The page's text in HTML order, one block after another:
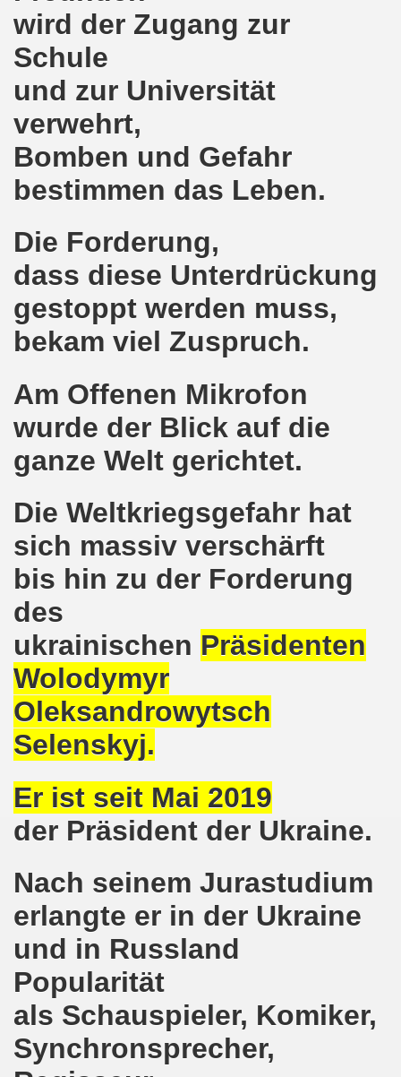
wird der Zugang zur
Schule
und zur Universität
verwehrt,
Bomben und Gefahr
bestimmen das Leben.
Die Forderung,
dass diese Unterdrückung
gestoppt werden muss,
bekam viel Zuspruch.
Am Offenen Mikrofon
wurde der Blick auf die
ganze Welt gerichtet.
Die Weltkriegsgefahr hat
sich massiv verschärft
bis hin zu der Forderung
des
ukrainischen Präsidenten
Wolodymyr
Oleksandrowytsch
Selenskyj.
Er ist seit Mai 2019
der Präsident der Ukraine.
Nach seinem Jurastudium
erlangte er in der Ukraine
und in Russland
Popularität
als Schauspieler, Komiker,
Synchronsprecher,
bleibt aktiv auch in Corona-Zeiten!
als Tag des Widerstands am 09.03.2020:
am 19.03.2020 zur Corona-Pandemie
mahnt am 09.03.2020 an Folgen von
Kampf (offener Brief von Frank Oettler aus Halle an
Bewegung demonstriert und protestiert am
Bewegung ruft auf am 17.02.2020 zur Demonstration
wird zum Tag X aufrufen
Montagsdemo-Bewegung in Gelsenkirchen ins Jahr
Bewegung am 14.10.2019 mit klarer Haltung gegen
protestiert und demonstriert am 14.10.2019:
auf der 16. bundesweiten Herbstdemo-
am 03. Oktober 2019 in Erfurt
Bewegung am 09.09.2019 erklärt Dietrich Keil aus
am 09.09.2019 in Gelsenkirchen
findet am 03.10.2019 in Erfurt statt!
am 12.08.2019 - ein begeisterndes Fest
Bewegung steigt am 12.08.2019!
in Gelsenkirchen: Die Entlassungen im
diskutierte am 13.05.2019 mit Europawahl-
der Bergleute und ihrer Familien am 17.06.2019 und
diskutiert am 13.05.2019 mit Europawahl-
nimmt am 08.04.2019 Mietfragen, Hartz IV und
Bewegung am 11.03.2019 mahnt an Folgen von
am 11.03.2019 solidarisch mit Kollegen in
am 11.03.2019 im Zeichen des
am 11.02.2019 protestiert und demonstriert